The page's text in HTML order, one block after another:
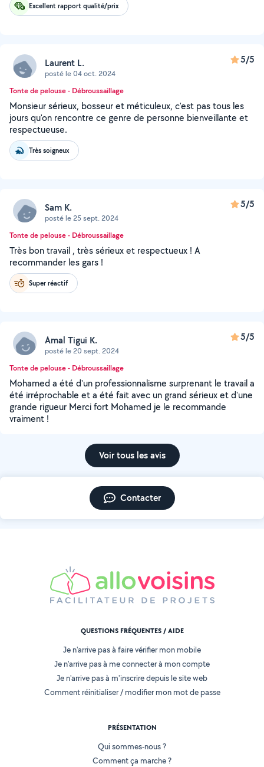
Excellent rapport qualité/prix
Laurent L.
posté le 04 oct. 2024
5/5
Tonte de pelouse - Débroussaillage
Monsieur sérieux, bosseur et méticuleux, c'est pas tous les
jours qu'on rencontre ce genre de personne bienveillante et
respectueuse.
Très soigneux
Sam K.
posté le 25 sept. 2024
5/5
Tonte de pelouse - Débroussaillage
Très bon travail , très sérieux et respectueux ! A
recommander les gars !
Super réactif
Amal Tigui K.
posté le 20 sept. 2024
5/5
Tonte de pelouse - Débroussaillage
Mohamed a été d'un professionnalisme surprenant le travail a
été irréprochable et a été fait avec un grand sérieux et d'une
grande rigueur Merci fort Mohamed je le recommande
vraiment !
Voir tous les avis
Contacter
QUESTIONS FRÉQUENTES / AIDE
Je n'arrive pas à faire vérifier mon mobile
Je n'arrive pas à me connecter à mon compte
Je n'arrive pas à m'inscrire depuis le site web
Comment réinitialiser / modifier mon mot de passe
PRÉSENTATION
Qui sommes-nous ?
Comment ça marche ?